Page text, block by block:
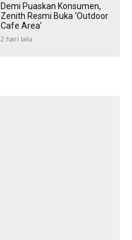
Demi Puaskan Konsumen,
Zenith Resmi Buka ‘Outdoor
Cafe Area’
2 hari lalu